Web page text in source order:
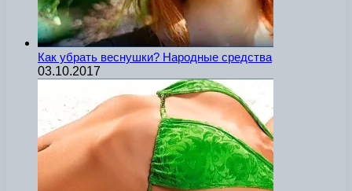
Как убрать веснушки? Народные средства
03.10.2017